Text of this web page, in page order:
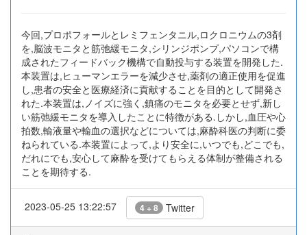
今回,プロポフォールとレミフェンタニル,ロクロニウムの3剤
を,脳波モニタと筋弛緩モニタ,シリンジポンプ,パソコンで構
成されたフィードバック機構で自動投与する装置を開発した.
本装置は,ヒューマンエラーを減少させ,薬剤の適正使用を促進
し,患者の安全と医療経済に貢献することを目的として開発さ
れた.本装置は,ノイズに強く,鎮痛のモニタを必要とせず,新し
い筋弛緩モニタを導入したことに特徴がある.しかし,血圧や心
拍数,輸液量や輸血の選択などについては,麻酔科医の判断に委
ねられている.本装置によって,より安全に,いつでも,どこでも,
だれにでも,安心して麻酔を受けてもらえる体制が整備される
ことを期待する.
2023-05-25 13:22:57 4 + 8 Twitter